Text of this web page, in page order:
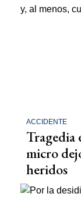
ACCIDENTE
Tragedia
micro
heridos